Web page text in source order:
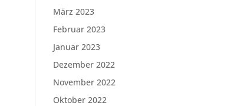
März 2023
Februar 2023
Januar 2023
Dezember 2022
November 2022
Oktober 2022